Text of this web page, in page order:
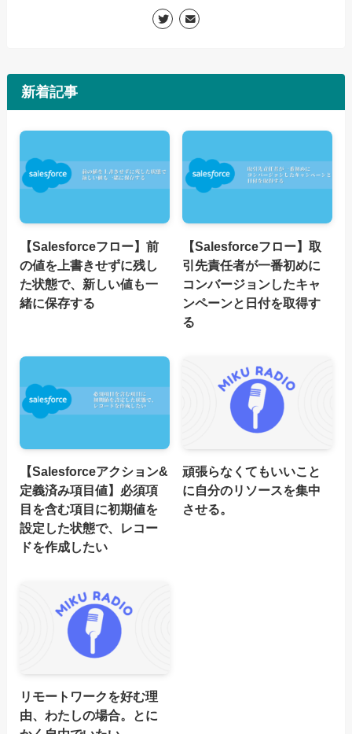
新着記事
【Salesforceフロー】前
の値を上書きせずに残し
た状態で、新しい値も一
緒に保存する
【Salesforceフロー】取
引先責任者が一番初めに
コンバージョンしたキャ
ンペーンと日付を取得す
る
【Salesforceアクション&
定義済み項目値】必須項
目を含む項目に初期値を
設定した状態で、レコー
ドを作成したい
頑張らなくてもいいこと
に自分のリソースを集中
させる。
リモートワークを好む理
由、わたしの場合。とに